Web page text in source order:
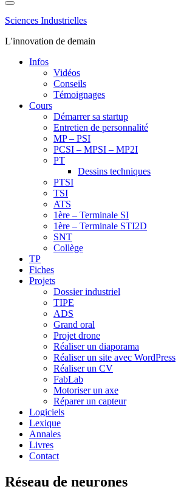
Sciences Industrielles
L'innovation de demain
Infos
Vidéos
Conseils
Témoignages
Cours
Démarrer sa startup
Entretien de personnalité
MP – PSI
PCSI – MPSI – MP2I
PT
Dessins techniques
PTSI
TSI
ATS
1ère – Terminale SI
1ère – Terminale STI2D
SNT
Collège
TP
Fiches
Projets
Dossier industriel
TIPE
ADS
Grand oral
Projet drone
Réaliser un diaporama
Réaliser un site avec WordPress
Réaliser un CV
FabLab
Motoriser un axe
Réparer un capteur
Logiciels
Lexique
Annales
Livres
Contact
Réseau de neurones